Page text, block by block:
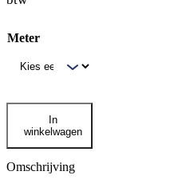
Meter
Trailerkabel
aderig
aantal
In
winkelwagen
Omschrijving